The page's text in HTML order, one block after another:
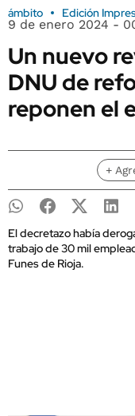
ámbito Edición
9 de enero 2024 -
Un nuevo
DNU de
reponen el
+
El decretazo había
trabajo de 30 mil
Funes de Rioja.